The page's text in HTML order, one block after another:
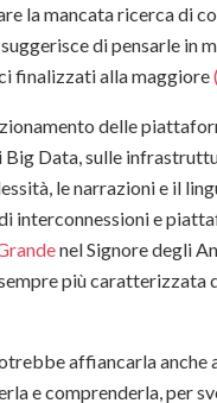
la mancata ricerca di
di pensarle in
finalizzati alla maggiore
delle
Data, sulle
le narrazioni e il
interconnessioni e
nel Signore degli
più
affiancarla anche
e comprenderla, per